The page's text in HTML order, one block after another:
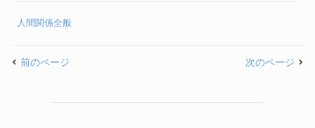
人間関係全般
前のページ 次のページ